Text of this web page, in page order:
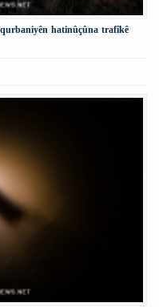
hatinûçûna trafîkê